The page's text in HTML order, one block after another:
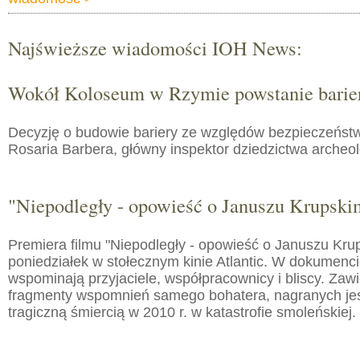
Najświeższe wiadomości IOH News:
Wokół Koloseum w Rzymie powstanie
Decyzję o budowie bariery ze względów
Rosaria Barbera, główny inspektor dziedzictwa
"Niepodległy - opowieść o Januszu
Premiera filmu "Niepodległy - opowieść o Januszu
poniedziałek w stołecznym kinie Atlantic. W
wspominają przyjaciele, współpracownicy i bliscy.
fragmenty wspomnień samego bohatera, nagranych
tragiczną śmiercią w 2010 r. w katastrofie smoleńskiej.